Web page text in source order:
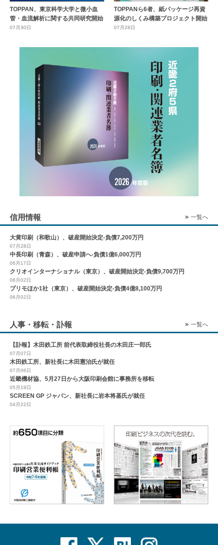
TOPPAN、東京科学大学と微小血
管・血流解析に関する共同研究開始
07月30日
TOPPANら6者、紙パッケージ再資
源化のしくみ構築プロジェクト開始
07月28日
信用情報 一覧へ
大黄印刷（和歌山）、破産開始決定-負債7,200万円
07月28日
中長印刷（青森）、破産申請へ-負債1億6,000万円
06月17日
クリオインターナショナル（東京）、破産開始決定-負債9,700万円
06月02日
プリモほか1社（東京）、破産開始決定-負債4億8,100万円
06月02日
人事・移転・訃報 一覧へ
【訃報】木田鉄工所 前代表取締役社長の木田庄一郎氏
07月07日
木田鉄工所、新社長に木田憲治氏が就任
07月06日
近畿機材協、5月27日から大阪印刷会館に事務所を移転
05月19日
SCREEN GP ジャパン、新社長に岩本将基氏が就任
04月22日